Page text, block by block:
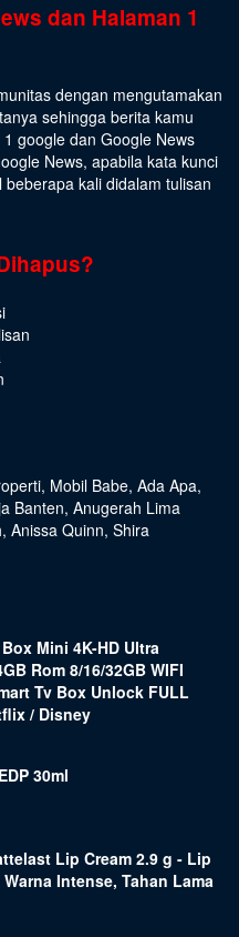
dan Halaman 1
dengan mengutamakan
sehingga berita kamu
google dan Google News
News, apabila kata kunci
kali didalam tulisan
, Mobil Babe, Ada Apa,
Banten, Anugerah Lima
, Anissa Quinn, Shira
Mini 4K-HD Ultra
Rom 8/16/32GB WIFI
Tv Box Unlock FULL
/ Disney
30ml
Lip Cream 2.9 g - Lip
Intense, Tahan Lama